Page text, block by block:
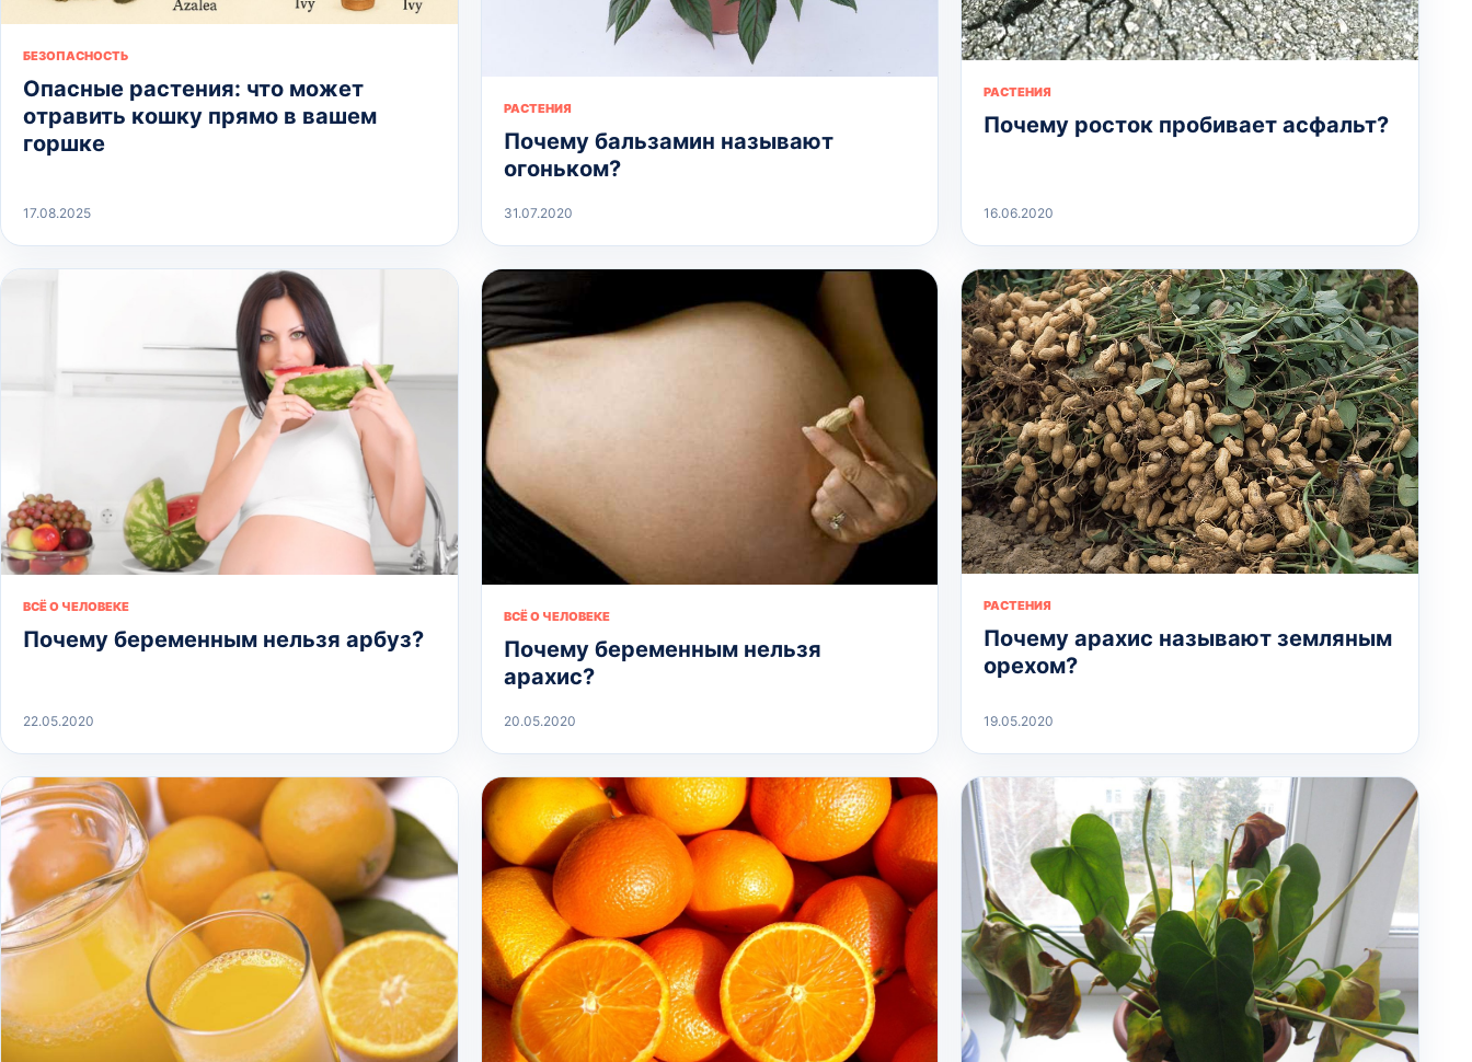
БЕЗОПАСНОСТЬ
Опасные растения: что может
отравить кошку прямо в вашем
горшке
17.08.2025
РАСТЕНИЯ
Почему бальзамин называют
огоньком?
31.07.2020
РАСТЕНИЯ
Почему росток пробивает асфальт?
16.06.2020
ВСЁ О ЧЕЛОВЕКЕ
Почему беременным нельзя арбуз?
22.05.2020
ВСЁ О ЧЕЛОВЕКЕ
Почему беременным нельзя
арахис?
20.05.2020
РАСТЕНИЯ
Почему арахис называют земляным
орехом?
19.05.2020